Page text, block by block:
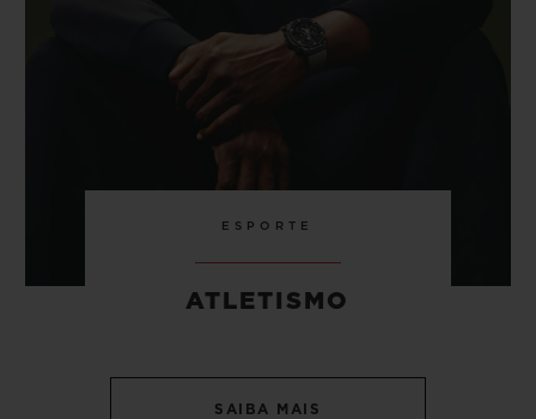
ESPORTE
ATLETISMO
SAIBA MAIS